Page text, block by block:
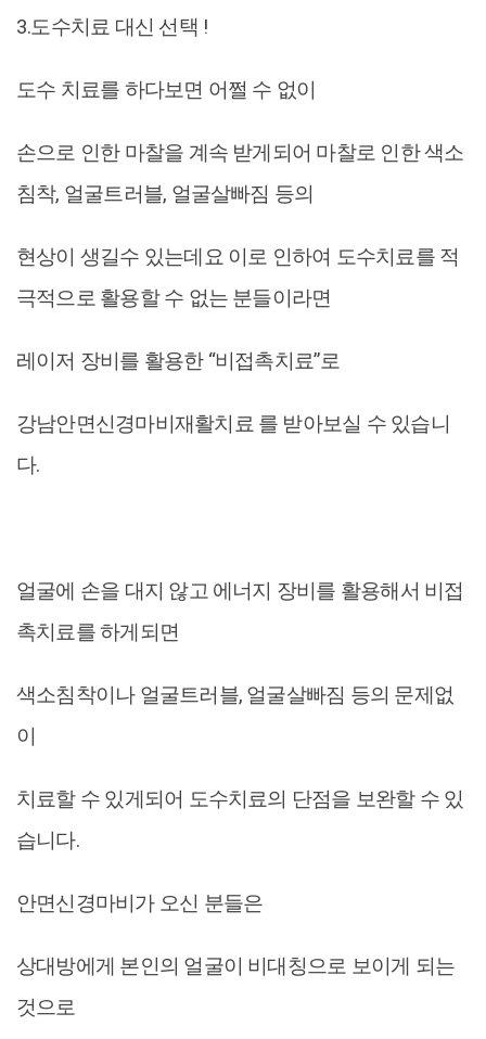
3.도수치료 대신 선택 !
도수 치료를 하다보면 어쩔 수 없이
손으로 인한 마찰을 계속 받게되어 마찰로 인한 색소
침착, 얼굴트러블, 얼굴살빠짐 등의
현상이 생길수 있는데요 이로 인하여 도수치료를 적
극적으로 활용할 수 없는 분들이라면
레이저 장비를 활용한 “비접촉치료”로
강남안면신경마비재활치료 를 받아보실 수 있습니
다.
얼굴에 손을 대지 않고 에너지 장비를 활용해서 비접
촉치료를 하게되면
색소침착이나 얼굴트러블, 얼굴살빠짐 등의 문제없
이
치료할 수 있게되어 도수치료의 단점을 보완할 수 있
습니다.
안면신경마비가 오신 분들은
상대방에게 본인의 얼굴이 비대칭으로 보이게 되는
것으로